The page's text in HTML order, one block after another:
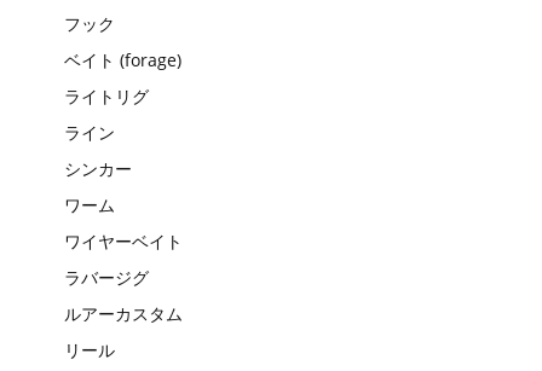
フック
ベイト (forage)
ライトリグ
ライン
シンカー
ワーム
ワイヤーベイト
ラバージグ
ルアーカスタム
リール